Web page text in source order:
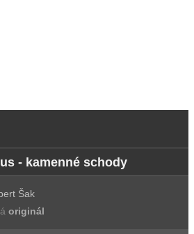
- kamenné schody
Šak
originál